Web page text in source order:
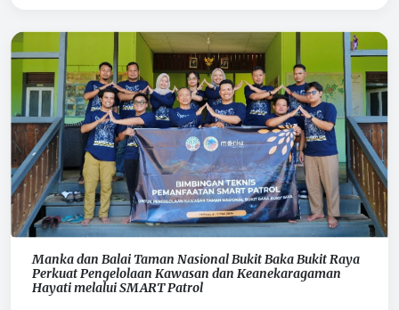
Manka dan Balai Taman Nasional Bukit Baka Bukit Raya
Perkuat Pengelolaan Kawasan dan Keanekaragaman
Hayati melalui SMART Patrol